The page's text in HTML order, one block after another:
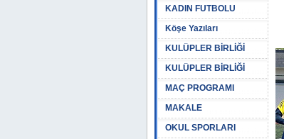
KADIN FUTBOLU
Köşe Yazıları
KULÜPLER BİRLİĞİ
KULÜPLER BİRLİĞİ
MAÇ PROGRAMI
MAKALE
OKUL SPORLARI